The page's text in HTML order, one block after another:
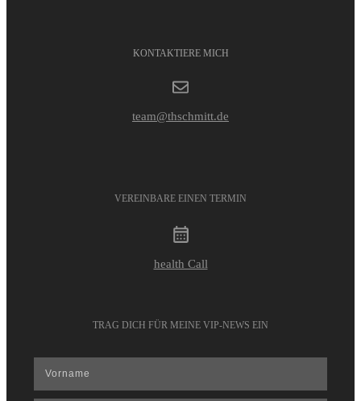
KONTAKTIERE MICH
team@thschmitt.de
VEREINBARE EINEN TERMIN
health Call
TRAG DICH FÜR MEINE VIP-NEWS EIN